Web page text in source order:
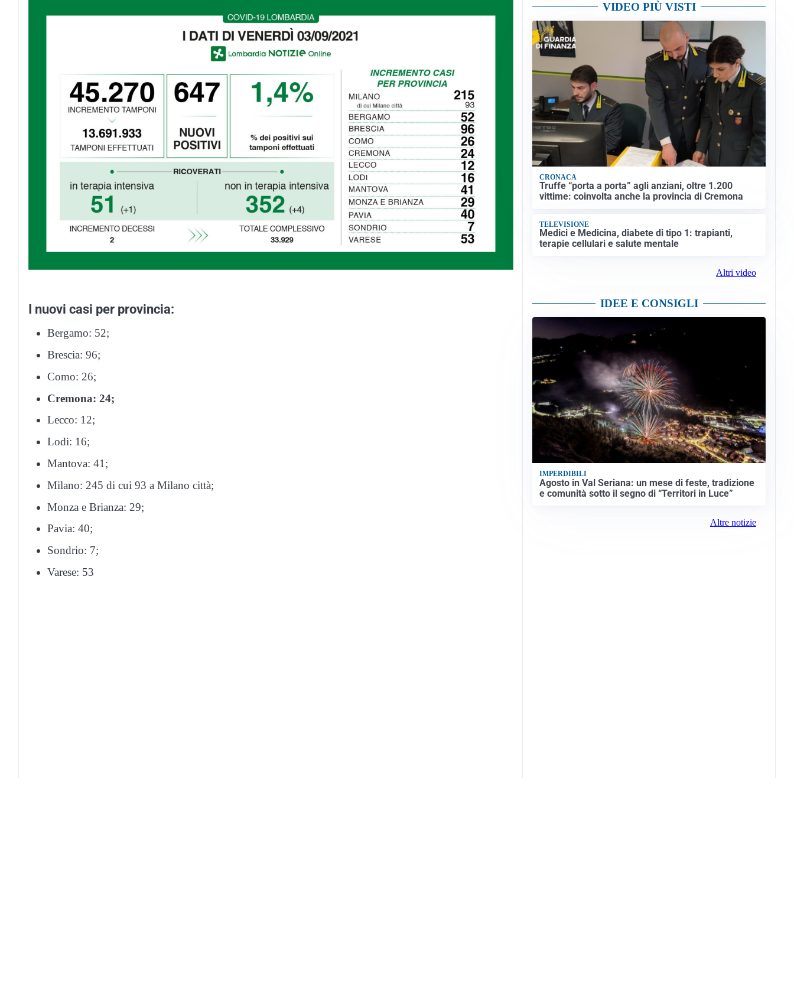
I nuovi casi per provincia:
Bergamo: 52;
Brescia: 96;
Como: 26;
Cremona: 24;
Lecco: 12;
Lodi: 16;
Mantova: 41;
Milano: 245 di cui 93 a Milano città;
Monza e Brianza: 29;
Pavia: 40;
Sondrio: 7;
Varese: 53
VIDEO PIÙ VISTI
CRONACA
Truffe “porta a porta” agli anziani, oltre 1.200
vittime: coinvolta anche la provincia di Cremona
TELEVISIONE
Medici e Medicina, diabete di tipo 1: trapianti,
terapie cellulari e salute mentale
Altri video
IDEE E CONSIGLI
IMPERDIBILI
Agosto in Val Seriana: un mese di feste, tradizione
e comunità sotto il segno di “Territori in Luce”
Altre notizie